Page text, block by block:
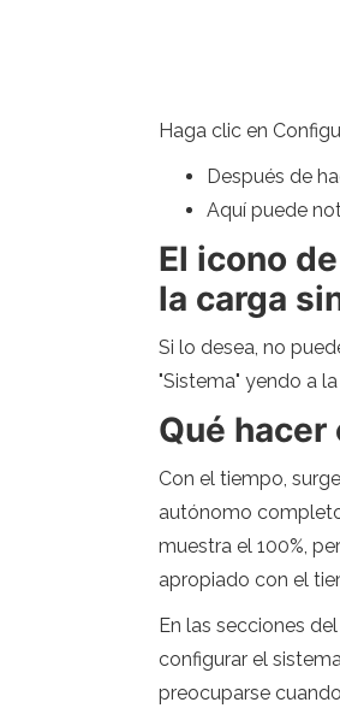
Haga clic en
Después de
Aquí puede
El icono
la carga
Si lo desea, no
"Sistema" yendo a
Qué
Con el tiempo,
autónomo
muestra el 100%,
apropiado con el
En las secciones
configurar el
preocuparse